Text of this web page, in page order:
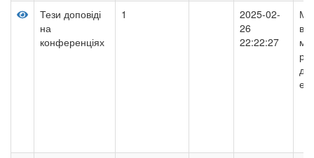
Тези доповіді
на
конференціях
1
2025-02-
26
22:22:27